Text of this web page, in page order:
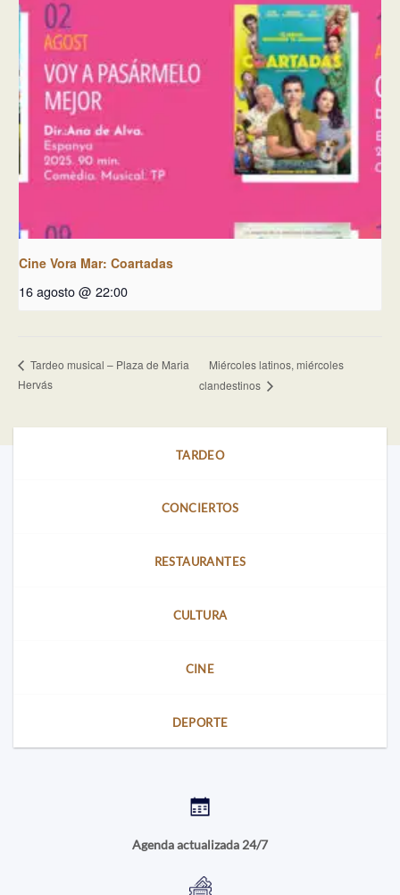
Cine Vora Mar: Coartadas
16 agosto @ 22:00
Tardeo musical – Plaza de Maria
Hervás
Miércoles latinos, miércoles
clandestinos
TARDEO
CONCIERTOS
RESTAURANTES
CULTURA
CINE
DEPORTE
Agenda actualizada 24/7